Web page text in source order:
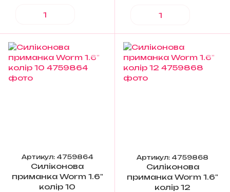
Артикул: 4759864
Силіконова
приманка Worm 1.6"
колір 10
Артикул: 4759868
Силіконова
приманка Worm 1.6"
колір 12